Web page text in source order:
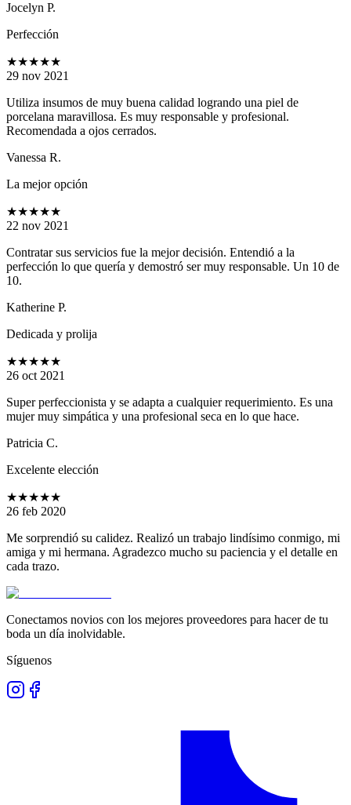
Jocelyn P.
Perfección
★★★★★
29 nov 2021
Utiliza insumos de muy buena calidad logrando una piel de
porcelana maravillosa. Es muy responsable y profesional.
Recomendada a ojos cerrados.
Vanessa R.
La mejor opción
★★★★★
22 nov 2021
Contratar sus servicios fue la mejor decisión. Entendió a la
perfección lo que quería y demostró ser muy responsable. Un 10 de
10.
Katherine P.
Dedicada y prolija
★★★★★
26 oct 2021
Super perfeccionista y se adapta a cualquier requerimiento. Es una
mujer muy simpática y una profesional seca en lo que hace.
Patricia C.
Excelente elección
★★★★★
26 feb 2020
Me sorprendió su calidez. Realizó un trabajo lindísimo conmigo, mi
amiga y mi hermana. Agradezco mucho su paciencia y el detalle en
cada trazo.
Conectamos novios con los mejores proveedores para hacer de tu
boda un día inolvidable.
Síguenos